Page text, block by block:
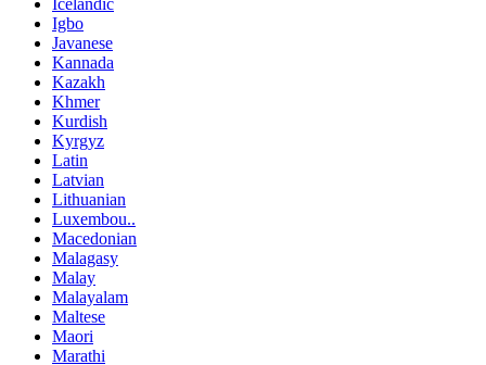
Icelandic
Igbo
Javanese
Kannada
Kazakh
Khmer
Kurdish
Kyrgyz
Latin
Latvian
Lithuanian
Luxembou..
Macedonian
Malagasy
Malay
Malayalam
Maltese
Maori
Marathi